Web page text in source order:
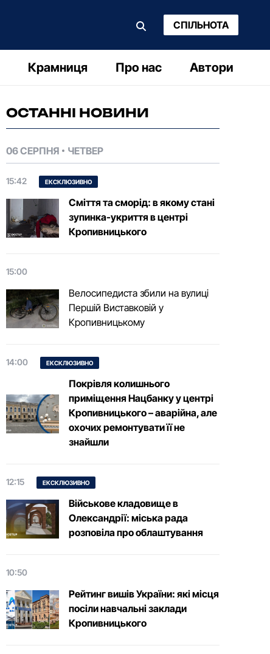
СПІЛЬНОТА
Крамниця Про нас Автори
ОСТАННІ НОВИНИ
06 СЕРПНЯ ЧЕТВЕР
15:42 ЕКСКЛЮЗИВНО
Сміття та сморід: в якому стані
зупинка-укриття в центрі
Кропивницького
15:00
Велосипедиста збили на вулиці
Першій Виставковій у
Кропивницькому
14:00 ЕКСКЛЮЗИВНО
Покрівля колишнього
приміщення Нацбанку у центрі
Кропивницького – аварійна, але
охочих ремонтувати її не
знайшли
12:15 ЕКСКЛЮЗИВНО
Військове кладовище в
Олександрії: міська рада
розповіла про облаштування
10:50
Рейтинг вишів України: які місця
посіли навчальні заклади
Кропивницького